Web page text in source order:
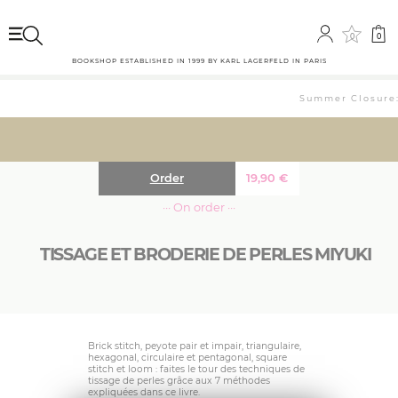
0 0
BOOKSHOP ESTABLISHED IN 1999 BY KARL LAGERFELD IN PARIS
Summer
TISSAGE ET BRODERIE DE PERLES MIYUKI
19,90€
Order
··· On order ···
Brick stitch, peyote pair et impair, triangulaire,
hexagonal, circulaire et pentagonal, square
stitch et loom : faites le tour des techniques de
tissage de perles grâce aux 7 méthodes
expliquées dans ce livre.